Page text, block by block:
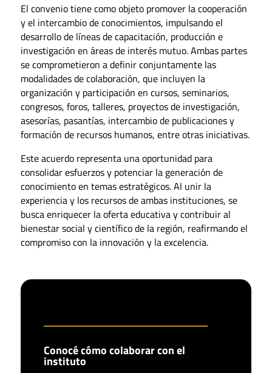
El convenio tiene como objeto promover la cooperación
y el intercambio de conocimientos, impulsando el
desarrollo de líneas de capacitación, producción e
investigación en áreas de interés mutuo. Ambas partes
se comprometieron a definir conjuntamente las
modalidades de colaboración, que incluyen la
organización y participación en cursos, seminarios,
congresos, foros, talleres, proyectos de investigación,
asesorías, pasantías, intercambio de publicaciones y
formación de recursos humanos, entre otras iniciativas.
Este acuerdo representa una oportunidad para
consolidar esfuerzos y potenciar la generación de
conocimiento en temas estratégicos. Al unir la
experiencia y los recursos de ambas instituciones, se
busca enriquecer la oferta educativa y contribuir al
bienestar social y científico de la región, reafirmando el
compromiso con la innovación y la excelencia.
Conocé cómo colaborar con el
instituto